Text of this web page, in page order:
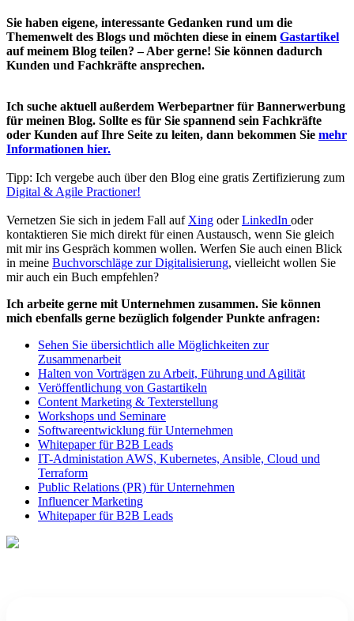
Sie haben eigene, interessante Gedanken rund um die
Themenwelt des Blogs und möchten diese in einem Gastartikel
auf meinem Blog teilen? – Aber gerne! Sie können dadurch
Kunden und Fachkräfte ansprechen.
Ich suche aktuell außerdem Werbepartner für Bannerwerbung
für meinen Blog. Sollte es für Sie spannend sein Fachkräfte
oder Kunden auf Ihre Seite zu leiten, dann bekommen Sie mehr
Informationen hier.
Tipp: Ich vergebe auch über den Blog eine gratis Zertifizierung zum
Digital & Agile Practioner!
Vernetzen Sie sich in jedem Fall auf Xing oderLinkedIn oder
kontaktieren Sie mich direkt für einen Austausch, wenn Sie gleich
mit mir ins Gespräch kommen wollen. Werfen Sie auch einen Blick
in meine Buchvorschläge zur Digitalisierung, vielleicht wollen Sie
mir auch ein Buch empfehlen?
Ich arbeite gerne mit Unternehmen zusammen. Sie können
mich ebenfalls gerne bezüglich folgender Punkte anfragen:
Sehen Sie übersichtlich alle Möglichkeiten zur
Zusammenarbeit
Halten von Vorträgen zu Arbeit, Führung und Agilität
Veröffentlichung von Gastartikeln
Content Marketing & Texterstellung
Workshops und Seminare
Softwareentwicklung für Unternehmen
Whitepaper für B2B Leads
IT-Administation AWS, Kubernetes, Ansible, Cloud und
Terraform
Public Relations (PR) für Unternehmen
Influencer Marketing
Whitepaper für B2B Leads